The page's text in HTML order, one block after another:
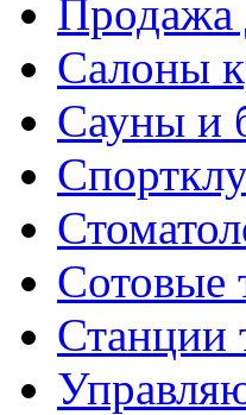
Продажа
Салоны
Сауны и
Сотовые
Станции